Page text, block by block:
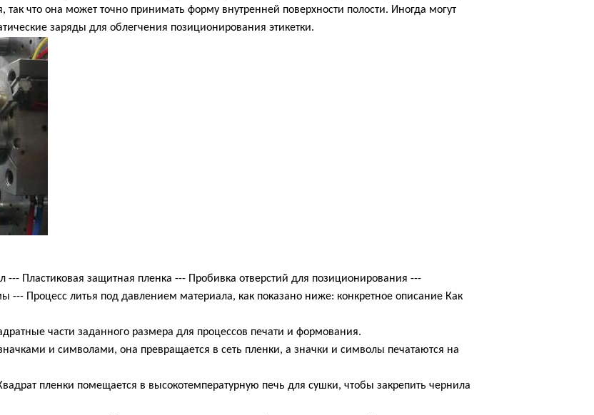
так что она может точно принимать форму внутренней поверхности полости. Иногда могут
заряды для облегчения позиционирования этикетки.
--- Пластиковая защитная пленка --- Пробивка отверстий для позиционирования ---
Процесс литья под давлением материала, как показано ниже: конкретное описание Как
части заданного размера для процессов печати и формования.
и символами, она превращается в сеть пленки, а значки и символы печатаются на
пленки помещается в высокотемпературную печь для сушки, чтобы закрепить чернила